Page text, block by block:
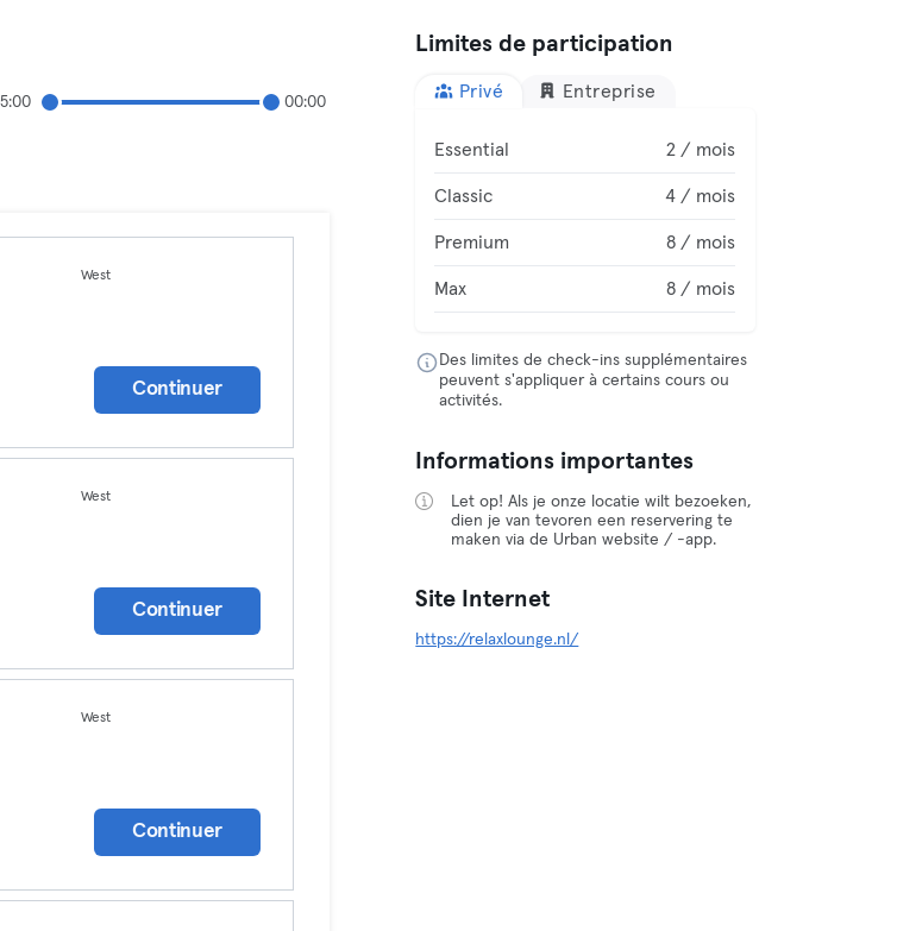
00:00
West
Continuer
West
Continuer
West
Continuer
Limites de participation
Privé Entreprise
Essential 2 / mois
Classic 4 / mois
Premium 8 / mois
Max 8 / mois
Des limites de check-ins supplémentaires
peuvent s'appliquer à certains cours ou
activités.
Informations importantes
Let op! Als je onze locatie wilt bezoeken,
dien je van tevoren een reservering te
maken via de Urban website / -app.
Site Internet
https://relaxlounge.nl/